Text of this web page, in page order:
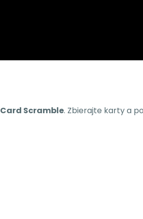
Card Scramble. Zbierajte karty a